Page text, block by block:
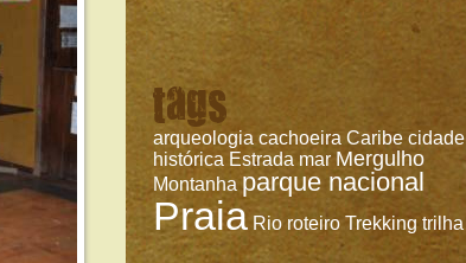
tags
arqueologia cachoeira Caribe cidade
histórica Estrada mar Mergulho
Montanha parque nacional
Praia Rio roteiro Trekking trilha